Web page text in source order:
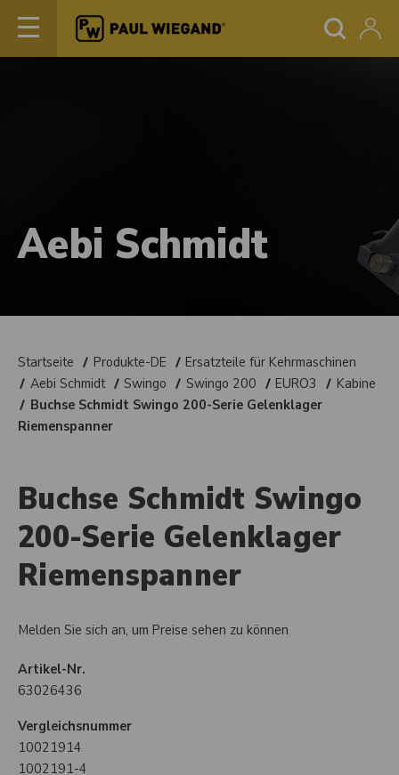
Aebi Schmidt
Startseite Produkte-DE
Ersatzteile für Kehrmaschinen
Aebi Schmidt
Swingo Swingo 200 EURO3
Kabine
Buchse Schmidt Swingo 200-Serie Gelenklager
Riemenspanner
Buchse Schmidt Swingo
200-Serie Gelenklager
Riemenspanner
Melden Sie sich an, um Preise sehen zu können
Artikel-Nr.
63026436
Vergleichsnummer
10021914
1002191-4